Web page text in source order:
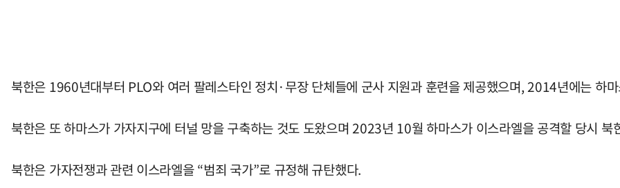
북한은 1960년대부터 PLO와 여러 팔레스타인 정치·무장 단체들에 군사 지원과 훈련을 제공했으며, 2014년에는 하
북한은 또 하마스가 가자지구에 터널 망을 구축하는 것도 도왔으며 2023년 10월 하마스가 이스라엘을 공격할 당시 북
북한은 가자전쟁과 관련 이스라엘을 “범죄 국가”로 규정해 규탄했다.